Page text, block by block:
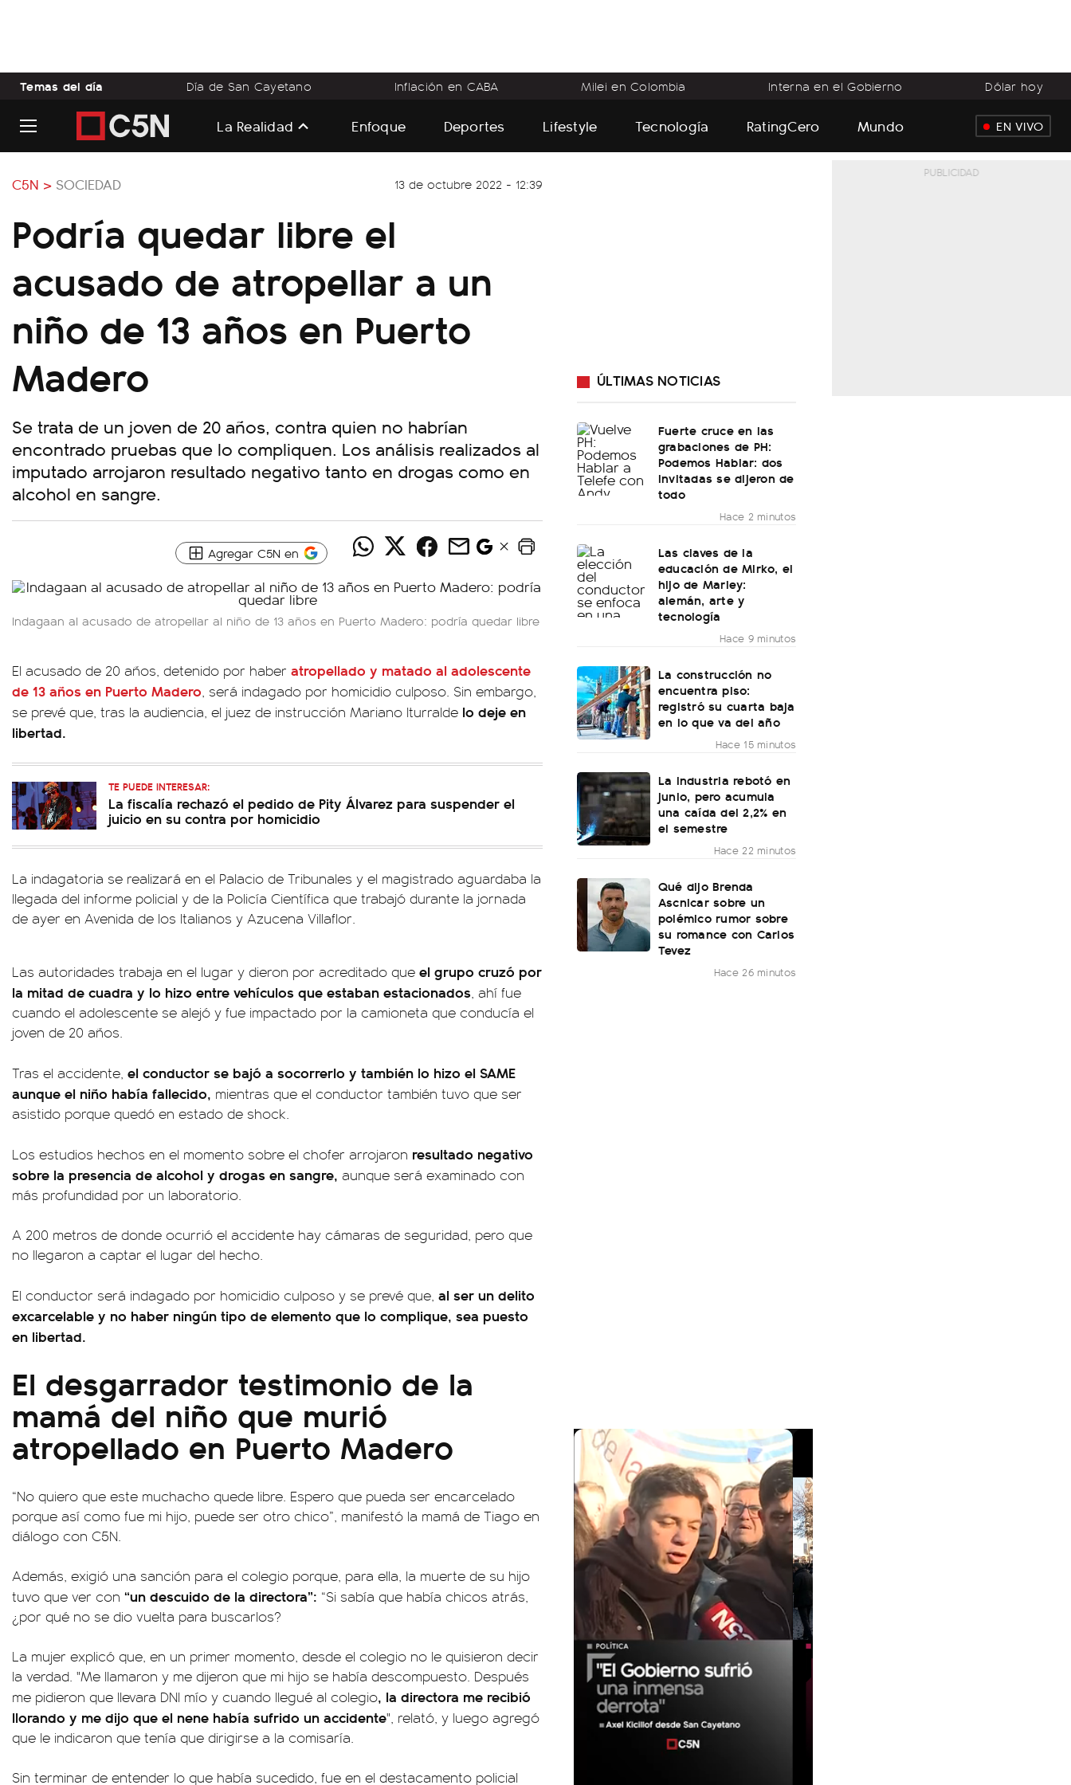
Temas del día Día de San Cayetano Inflación en CABA Milei en Colombia Interna en el Gobierno Dólar hoy
La Realidad Enfoque Deportes Lifestyle Tecnología RatingCero Mundo EN VIVO
C5N > SOCIEDAD 13 de octubre 2022 - 12:39
Podría quedar libre el
acusado de atropellar a un
niño de 13 años en Puerto
Madero
Se trata de un joven de 20 años, contra quien no habrían
encontrado pruebas que lo compliquen. Los análisis realizados al
imputado arrojaron resultado negativo tanto en drogas como en
alcohol en sangre.
Agregar C5N en
Indagaan al acusado de atropellar al niño de 13 años en Puerto Madero: podría quedar libre
El acusado de 20 años, detenido por haber atropellado y matado al adolescente
de 13 años en Puerto Madero, será indagado por homicidio culposo. Sin embargo,
se prevé que, tras la audiencia, el juez de instrucción Mariano Iturralde lo deje en
libertad.
TE PUEDE INTERESAR:
La fiscalía rechazó el pedido de Pity Álvarez para suspender el
juicio en su contra por homicidio
La indagatoria se realizará en el Palacio de Tribunales y el magistrado aguardaba la
llegada del informe policial y de la Policía Científica que trabajó durante la jornada
de ayer en Avenida de los Italianos y Azucena Villaflor.
Las autoridades trabaja en el lugar y dieron por acreditado que el grupo cruzó por
la mitad de cuadra y lo hizo entre vehículos que estaban estacionados, ahí fue
cuando el adolescente se alejó y fue impactado por la camioneta que conducía el
joven de 20 años.
Tras el accidente, el conductor se bajó a socorrerlo y también lo hizo el SAME
aunque el niño había fallecido, mientras que el conductor también tuvo que ser
asistido porque quedó en estado de shock.
Los estudios hechos en el momento sobre el chofer arrojaron resultado negativo
sobre la presencia de alcohol y drogas en sangre, aunque será examinado con
más profundidad por un laboratorio.
A 200 metros de donde ocurrió el accidente hay cámaras de seguridad, pero que
no llegaron a captar el lugar del hecho.
El conductor será indagado por homicidio culposo y se prevé que, al ser un delito
excarcelable y no haber ningún tipo de elemento que lo complique, sea puesto
en libertad.
El desgarrador testimonio de la
mamá del niño que murió
atropellado en Puerto Madero
“No quiero que este muchacho quede libre. Espero que pueda ser encarcelado
porque así como fue mi hijo, puede ser otro chico”, manifestó la mamá de Tiago en
diálogo con C5N.
Además, exigió una sanción para el colegio porque, para ella, la muerte de su hijo
tuvo que ver con “un descuido de la directora”: “Si sabía que había chicos atrás,
¿por qué no se dio vuelta para buscarlos?
La mujer explicó que, en un primer momento, desde el colegio no le quisieron decir
la verdad. "Me llamaron y me dijeron que mi hijo se había descompuesto. Después
me pidieron que llevara DNI mío y cuando llegué al colegio, la directora me recibió
llorando y me dijo que el nene había sufrido un accidente", relató, y luego agregó
que le indicaron que tenía que dirigirse a la comisaría.
Sin terminar de entender lo que había sucedido, fue en el destacamento policial
ÚLTIMAS NOTICIAS
Fuerte cruce en las
grabaciones de PH:
Podemos Hablar: dos
invitadas se dijeron de
todo
Hace 2 minutos
Las claves de la
educación de Mirko, el
hijo de Marley:
alemán, arte y
tecnología
Hace 9 minutos
La construcción no
encuentra piso:
registró su cuarta baja
en lo que va del año
Hace 15 minutos
La industria rebotó en
junio, pero acumula
una caída del 2,2% en
el semestre
Hace 22 minutos
Qué dijo Brenda
Ascnicar sobre un
polémico rumor sobre
su romance con Carlos
Tevez
Hace 26 minutos